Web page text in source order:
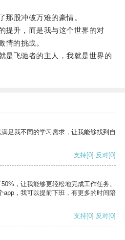
股冲破万难的豪情。
升，而是我与这个世界的对
情的挑战。
飞驰者的主人，我就是世界的
足我不同的学习需求，让我能够找到自
支持[0] 反对[0]
，让我能够更轻松地完成工作任务。
app，我可以提前下班，有更多的时间陪
支持[0] 反对[0]